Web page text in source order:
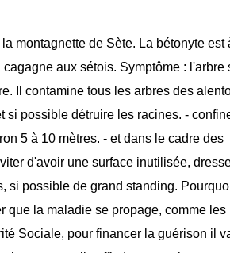
montagnette de Sète. La bétonyte est
aux sétois. Symptôme : l'arbre
Il contamine tous les arbres des
si possible détruire les racines. -
5 à 10 mètres. - et dans le cadre des
d'avoir une surface inutilisée,
si possible de grand standing.
que la maladie se propage, comme les
Sociale, pour financer la guérison il